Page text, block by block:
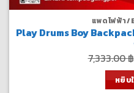
แพดไฟฟ้า/
Play Drums Boy
7,333.00฿
หยิบ